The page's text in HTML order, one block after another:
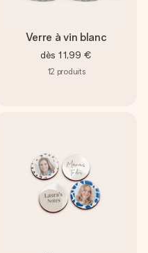
Verre à vin blanc
dès 11,99 €
12 produits